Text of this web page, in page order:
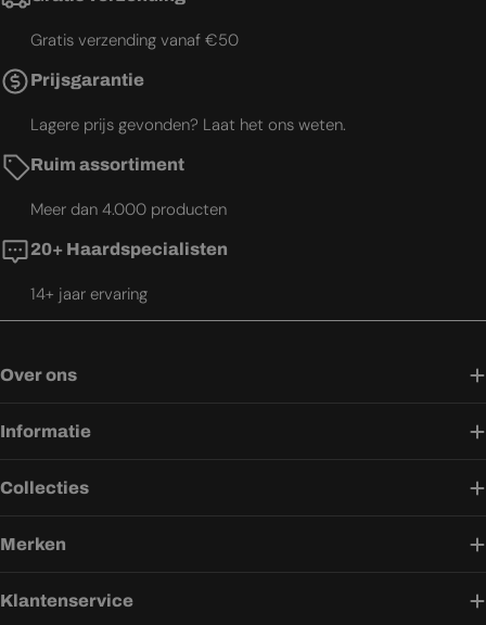
Gratis verzending vanaf €50
Prijsgarantie
Lagere prijs gevonden? Laat het ons weten.
Ruim assortiment
Meer dan 4.000 producten
20+ Haardspecialisten
14+ jaar ervaring
Over ons
Informatie
Collecties
Merken
Klantenservice